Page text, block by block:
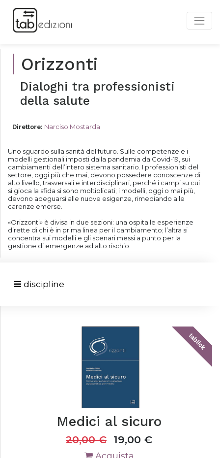
Orizzonti
Dialoghi tra professionisti
della salute
Direttore: Narciso Mostarda
Uno sguardo sulla sanità del futuro. Sulle competenze e i
modelli gestionali imposti dalla pandemia da Covid-19, sui
cambiamenti dell’intero sistema sanitario. I professionisti del
settore, oggi più che mai, devono possedere conoscenze di
alto livello, trasversali e interdisciplinari, perché i campi su cui
si gioca la sfida si sono moltiplicati; i modelli, oggi o mai più,
devono adeguarsi alle nuove esigenze, rimediando alle
carenze emerse.
«Orizzonti» è divisa in due sezioni: una ospita le esperienze
dirette di chi è in prima linea per il cambiamento; l’altra si
concentra sui modelli e gli scenari messi a punto per la
gestione di emergenze ad alto rischio.
discipline
tablick
Medici al sicuro
20,00€ 19,00 €